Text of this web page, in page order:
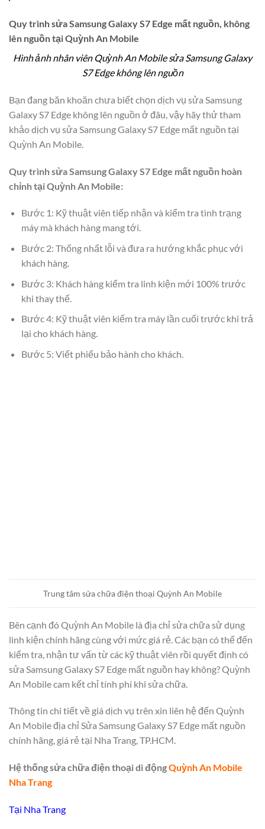
Quy trình sửa Samsung Galaxy S7 Edge mất nguồn, không
lên nguồn tại Quỳnh An Mobile
Hình ảnh nhân viên Quỳnh An Mobile sửa Samsung Galaxy
S7 Edge không lên nguồn
Bạn đang băn khoăn chưa biết chọn dịch vụ sửa Samsung
Galaxy S7 Edge không lên nguồn ở đâu, vậy hãy thử tham
khảo dịch vụ sửa Samsung Galaxy S7 Edge mất nguồn tại
Quỳnh An Mobile.
Quy trình sửa Samsung Galaxy S7 Edge mất nguồn hoàn
chỉnh tại Quỳnh An Mobile:
Bước 1: Kỹ thuật viên tiếp nhận và kiểm tra tình trạng
máy mà khách hàng mang tới.
Bước 2: Thống nhất lỗi và đưa ra hướng khắc phục với
khách hàng.
Bước 3: Khách hàng kiểm tra linh kiện mới 100% trước
khi thay thế.
Bước 4: Kỹ thuật viên kiểm tra máy lần cuối trước khi trả
lại cho khách hàng.
Bước 5: Viết phiếu bảo hành cho khách.
Trung tâm sửa chữa điện thoại Quỳnh An Mobile
Bên cạnh đó Quỳnh An Mobile là địa chỉ sửa chữa sử dụng
linh kiện chính hãng cùng với mức giá rẻ. Các bạn có thể đến
kiểm tra, nhận tư vấn từ các kỹ thuật viên rồi quyết định có
sửa Samsung Galaxy S7 Edge mất nguồn hay không? Quỳnh
An Mobile cam kết chỉ tính phí khi sửa chữa.
Thông tin chi tiết về giá dịch vụ trên xin liên hệ đến Quỳnh
An Mobile địa chỉ Sửa Samsung Galaxy S7 Edge mất nguồn
chính hãng, giá rẻ tại Nha Trang, TP.HCM.
Hệ thống sửa chữa điện thoại di độngQuỳnh An Mobile
Nha Trang
Tại Nha Trang